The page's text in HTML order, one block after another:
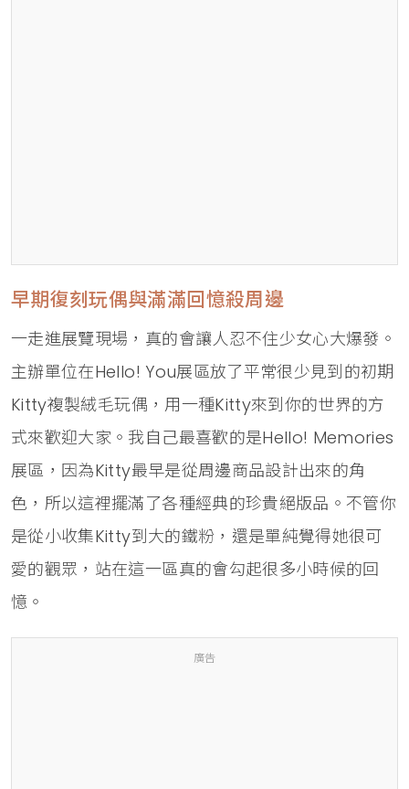
早期復刻玩偶與滿滿回憶殺周邊
一走進展覽現場，真的會讓人忍不住少女心大爆發。
主辦單位在Hello! You展區放了平常很少見到的初期
Kitty複製絨毛玩偶，用一種Kitty來到你的世界的方
式來歡迎大家。我自己最喜歡的是Hello! Memories
展區，因為Kitty最早是從周邊商品設計出來的角
色，所以這裡擺滿了各種經典的珍貴絕版品。不管你
是從小收集Kitty到大的鐵粉，還是單純覺得她很可
愛的觀眾，站在這一區真的會勾起很多小時候的回
憶。
廣告